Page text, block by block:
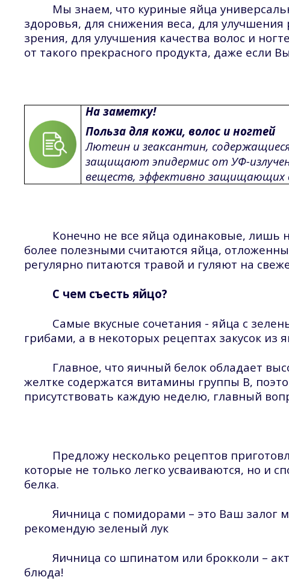
Мы знаем, что куриные яйца
здоровья, для снижения веса, для
зрения, для улучшения качества волос и
от такого прекрасного продукта, даже если
На заметку!
Польза для кожи, волос и ногтей
Лютеин и зеаксантин,
защищают эпидермис от УФ-
веществ, эффективно защищающих
Конечно не все яйца одинаковые, лишь
более полезными считаются яйца,
регулярно питаются травой и гуляют на
С чем съесть яйцо?
Самые вкусные сочетания - яйца с
грибами, а в некоторых рецептах закусок
Главное, что яичный белок обладает
желтке содержатся витамины группы В,
присутствовать каждую неделю, главный
Предложу несколько рецептов
которые не только легко усваиваются, но и
белка.
Яичница с помидорами – это Ваш залог
рекомендую зеленый лук
Яичница со шпинатом или брокколи –
блюда!